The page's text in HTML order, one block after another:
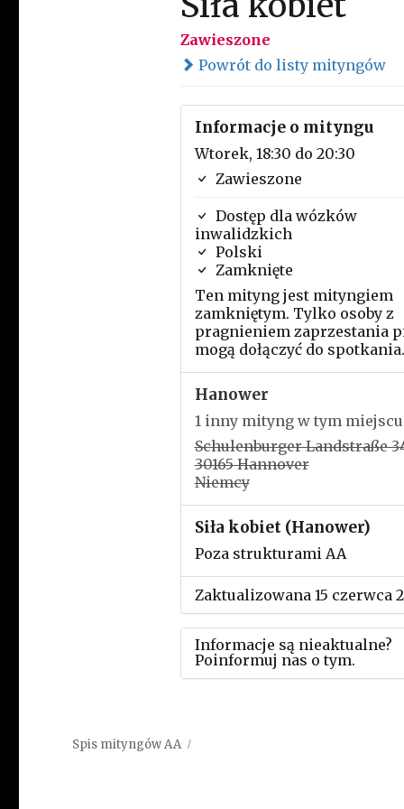
Zawieszone
Powrót do listy mityngów
Informacje o mityngu
Wtorek, 18:30 do 20:30
Zawieszone
Dostęp dla wózków
inwalidzkich
Polski
Zamknięte
Ten mityng jest mityngiem
zamkniętym. Tylko osoby z
pragnieniem zaprzestania
mogą dołączyć do spotkania.
Hanower
1 inny mityng w tym miejscu
Schulenburger Landstraße
30165 Hannover
Niemcy
Siła kobiet (Hanower)
Poza strukturami AA
Zaktualizowana 15 czerwca
Informacje są nieaktualne?
Poinformuj nas o tym.
Spis mityngów AA